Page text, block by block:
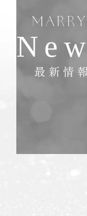
最新情